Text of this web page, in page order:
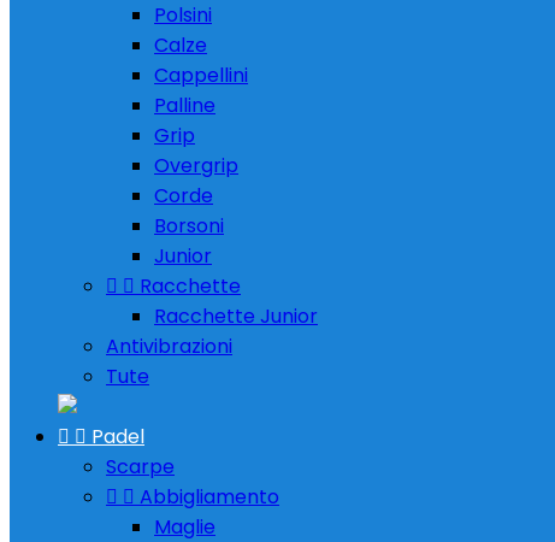
Polsini
Calze
Cappellini
Palline
Grip
Overgrip
Corde
Borsoni
Junior
  Racchette
Racchette Junior
Antivibrazioni
Tute
  Padel
Scarpe
  Abbigliamento
Maglie